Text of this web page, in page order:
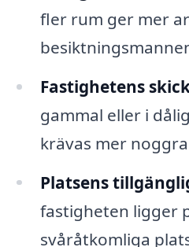
fler rum ger mer
Fastighetens
gammal eller i
krävas mer
Platsens
fastigheten ligger
svåråtkomliga